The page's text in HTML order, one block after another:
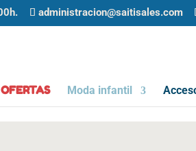
administracion@saitisales.com
OFERTAS Moda infantil